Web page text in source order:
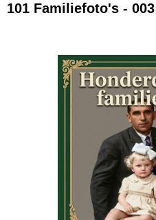
101 Familiefoto's -